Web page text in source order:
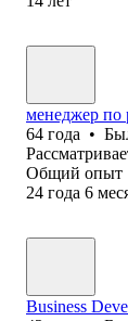
менеджер по
64 года •
Общий опыт
24 года 6
Business